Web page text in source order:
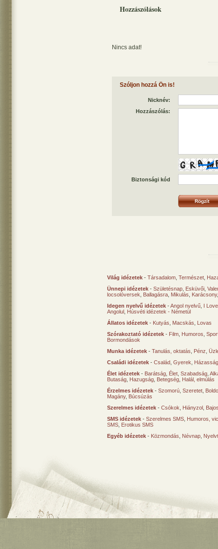
Hozzászólások
Nincs adat!
Szóljon hozzá Ön is!
Nicknév:
Hozzászólás:
Biztonsági kód
Világ idézetek - Társadalom Természet
Ünnepi idézetek - Születésnap Esküvői
locsolóversek
Ballagásra Mikulás Karácsony
Idegen nyelvű idézetek -Angol nyelvű I
Angolul Húsvéti idézetek - Németül
Állatos idézetek - Kutyás Macskás
Lovas
Szórakoztató idézetek - Film Humoros
Bormondások
Munka idézetek - Tanulás, oktatás Pénz
Családi idézetek - Család Gyerek
Élet idézetek - Barátság Élet Szabadság
Butaság Hazugság Betegség Halál, elmúlás
Érzelmes idézetek - Szomorú Szeretet
Magány, Búcsúzás
Szerelmes idézetek - Csókok Hiányzol
SMS idézetek - Szerelmes SMS Humoros,
SMS Erotikus SMS
Egyéb idézetek - Közmondás Névnap